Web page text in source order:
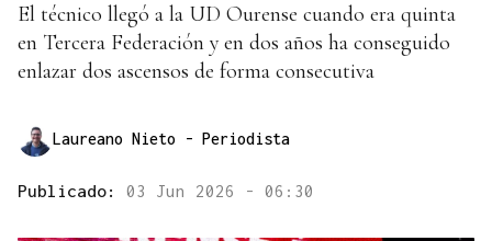
El técnico llegó a la UD Ourense cuando era quinta
en Tercera Federación y en dos años ha conseguido
enlazar dos ascensos de forma consecutiva
Laureano Nieto - Periodista
Publicado: 03 Jun 2026 - 06:30